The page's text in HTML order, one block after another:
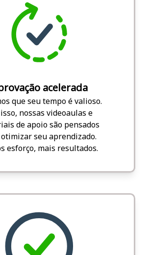
acelerada
que seu tempo é valioso.
nossas videoaulas e
de apoio são pensados
seu aprendizado.
esforço, mais resultados.